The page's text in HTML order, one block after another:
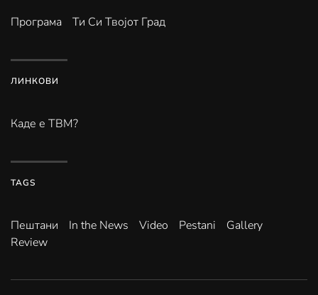
Програма Ти Си Твојот Град
ЛИНКОВИ
Каде е ТВМ?
TAGS
Пештани In the News Video Pestani
Gallery
Review